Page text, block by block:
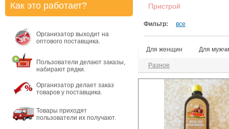
Пристрой
Фильтр: все
Для женщин Для
Разное
Как это работает?
Организатор выходит на
оптового поставщика.
Пользователи делают заказы,
набирают рядки.
Организатор делает заказ
товаров у поставщика.
Товары приходят
пользователи их получают.